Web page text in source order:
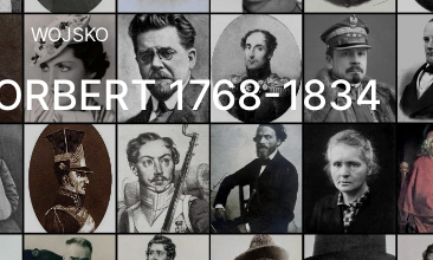
WOJSKO
1768-1834